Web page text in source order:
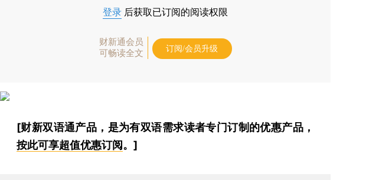
登录 后获取已订阅的阅读权限
财新通会员
可畅读全文
订阅/会员升级
[财新双语通产品，是为有双语需求读者专门订制的优惠产品，
按此可享超值优惠订阅。]